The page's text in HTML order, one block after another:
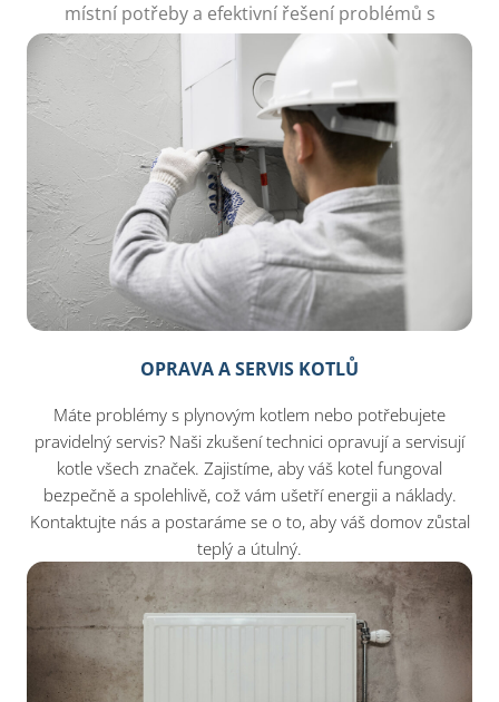
místní potřeby a efektivní řešení problémů s
topením pro maximální komfort.
OPRAVA A SERVIS KOTLŮ
Máte problémy s plynovým kotlem nebo potřebujete
pravidelný servis? Naši zkušení technici opravují a servisují
kotle všech značek. Zajistíme, aby váš kotel fungoval
bezpečně a spolehlivě, což vám ušetří energii a náklady.
Kontaktujte nás a postaráme se o to, aby váš domov zůstal
teplý a útulný.